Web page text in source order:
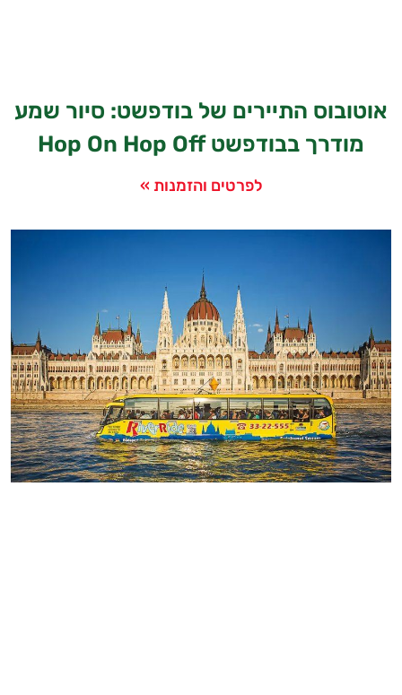
אוטובוס התיירים של בודפשט: סיור שמע
מודרך בבודפשט Hop On Hop Off
לפרטים והזמנות »